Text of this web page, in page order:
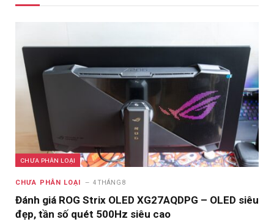
CHƯA PHÂN LOẠI
CHƯA PHÂN LOẠI 4 THÁNG 8
Đánh giá ROG Strix OLED XG27AQDPG – OLED siêu
đẹp, tần số quét 500Hz siêu cao